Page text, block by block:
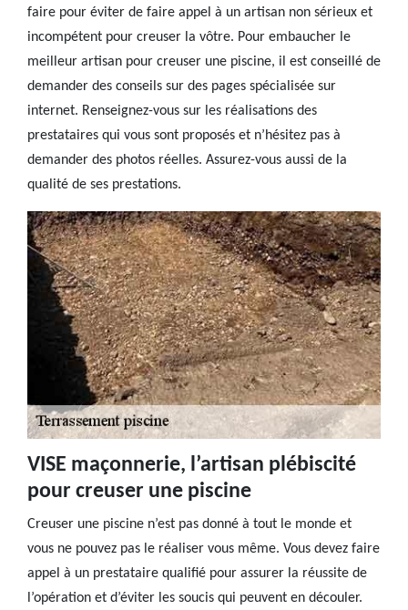
faire pour éviter de faire appel à un artisan non sérieux et
incompétent pour creuser la vôtre. Pour embaucher le
meilleur artisan pour creuser une piscine, il est conseillé de
demander des conseils sur des pages spécialisée sur
internet. Renseignez-vous sur les réalisations des
prestataires qui vous sont proposés et n’hésitez pas à
demander des photos réelles. Assurez-vous aussi de la
qualité de ses prestations.
VISE maçonnerie, l’artisan plébiscité
pour creuser une piscine
Creuser une piscine n’est pas donné à tout le monde et
vous ne pouvez pas le réaliser vous même. Vous devez faire
appel à un prestataire qualifié pour assurer la réussite de
l’opération et d’éviter les soucis qui peuvent en découler.